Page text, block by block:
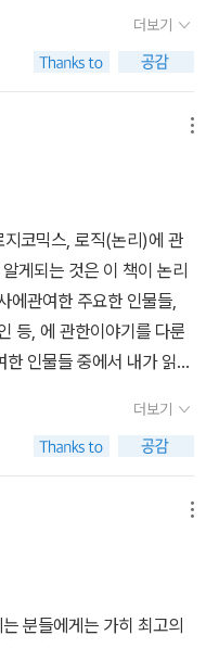
만, 계속 오류가 생겨 다시
의 집에서 생활하게 되었
사이는 점점 벌어져서 결
수의 젊은 아내인애벌린과
었는지는 이 책에서는 자
같았어. 러셀과 화이트
어. 아직 완벽하지는 않았
기로 했어. 하지만 출판사
했지만, 그들의 책은빛을
무 두껍기도 했단다.2000
이가 나타났어. 괴델이라
대략 알고 있단다. 앞서 이
<사람들이 미쳤다고말한 외
델의 불확정성 원리. 괴
질문이 항상 존재한다고
다고, 그러니까 모든 질문
찾지 못하고 있는 것뿐이
아예 답이 없는 질문이 있
할 수 없는 진리도 있다는
자체를 '철학 ' 과 비교해서
진리인 것 같은 인식을 얻
로 연구한다는 점은 철학
리학은 애초부터 철학에
있다. 예로부터 고대 그리
학이라고 불리는 학문의
철학자들은 자신의 철학
토텔레스의 연역적 논리
인식론적 논리학을 설정하
에 대한 이야기의 본론으
줄 아는 논리학자들이 제
있는 ' 논리학자 ' 에 대한
걸쳐 감옥도 두려워하지
에 남몰래 시달려야만 했
순된 현실 사이에서의
의 토대를 구축하는데 평
실한 토대를 찾으려 했던
계산에만 열중하는 수학
성찰, 합리성과 논리성에
만 그의 아들, 손녀는 정
개념을 소개한다.''시민 여
각해보세요. 그가 거짓말
요. 또 만일 그가 참말을
언가가 자기를 언급하면
중 다시 러셀의 이야기로
깥에 절대적인 이성과 확
바로 그런 세계임을 발견
며 인생의 목표를 향해 돌
대한 목표를 향해 돌진하
오는 우주와 비슷한 것이
거북이와 같을지라도,
고 화이트헤드교수와 함께
<수학원리>를 출간한다.
로 가득 찬 2천페이지를
비트겐슈타인이다. (쿠
은 러셀 못지 않아 오로
운데에 뛰어드는데, 죽음
생각이 없는 나의 무식함
식은 독특하고 신선하다.
, 철학에 대한 기본 지식과
차 모르는 것들이 수두룩
해가 이뤄진 다음에 다시
적 성찰이 없음이 아쉬운
더보기
코믹스, 로직(논리)에 관
게되는 것은 이 책이 논리
에관여한 주요한 인물들,
등, 에 관한이야기를 다룬
인물들 중에서 내가 읽어
믹스에서 언급하고있는 책
었던 러셀의 <서양철학사
는 것이 있을 턱이 없다.근
해보면, 이 책을 산 것은
면서, 수학사 또는 과학사
까 내게 로직(logic)이라
것 같다. 하지만 막상 이
는 로직은 내가 생각했던
더보기
분들에게는 가히 최고의